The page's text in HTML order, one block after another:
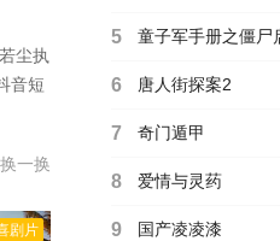
尘执
音短
换一换
剧片
5 童子军手册之僵尸
6 唐人街探案2
7 奇门遁甲
8 爱情与灵药
9 国产凌凌漆